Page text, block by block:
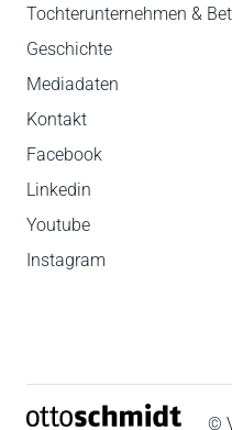
Tochterunternehmen &
Geschichte
Mediadaten
Kontakt
Facebook
Linkedin
Youtube
Instagram
©